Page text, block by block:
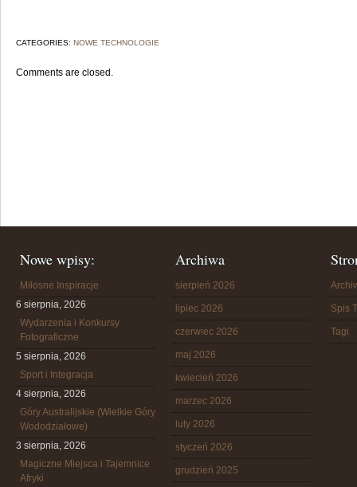
CATEGORIES: NOWE TECHNOLOGIE
Comments are closed.
Nowe wpisy:
Miłosne Inspiracje
6 sierpnia, 2026
Wydarzenia i Konkursy
Fotograficzne
5 sierpnia, 2026
Sport i Integracja
4 sierpnia, 2026
Góry Australijskie (Wielkie Góry
Wododziałowe)
3 sierpnia, 2026
Magiczne Miejsca i Tajemnice
Afryki
Archiwa
sierpień 2026
lipiec 2026
czerwiec 2026
maj 2026
kwiecień 2026
marzec 2026
luty 2026
styczeń 2026
grudzień 2025
Spis
Tagi